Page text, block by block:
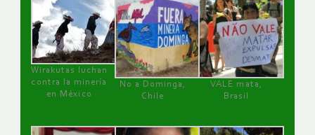
Wirakutas luchan
contra la minería
en México
No a Dominga,
Chile
VALE mata,
Brasil